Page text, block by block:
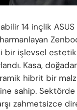
14 inçlik
bir işlevsel
Kasa,
hibrit bir
sahip.
zahmetsizce